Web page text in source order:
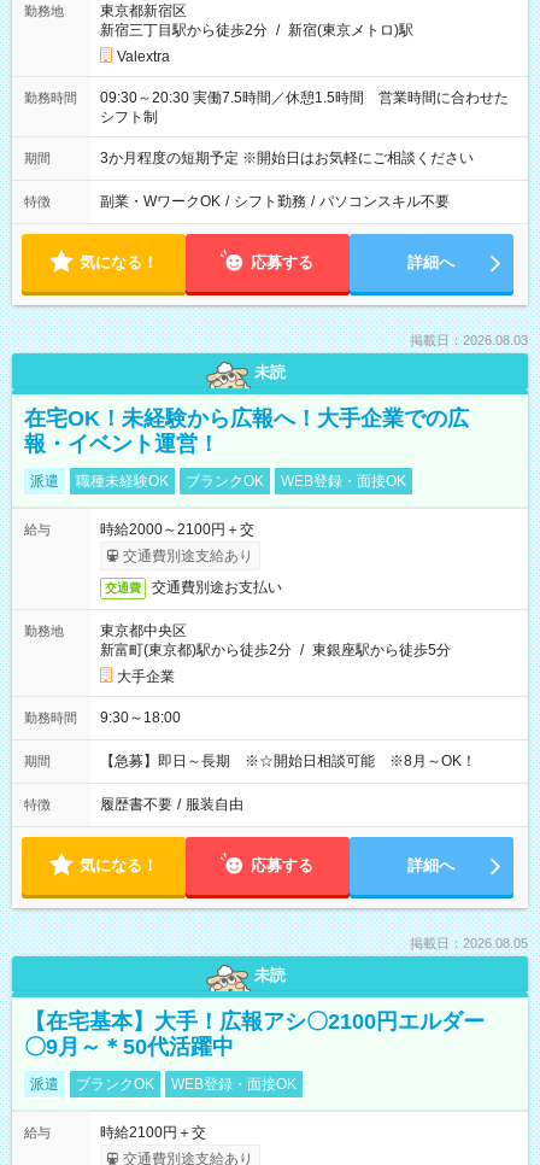
勤務地
東京都新宿区
新宿三丁目駅から徒歩2分 / 新宿(東京メトロ)駅
Valextra
勤務時間
09:30～20:30 実働7.5時間／休憩1.5時間 営業時間に合わせた
シフト制
期間 3か月程度の短期予定 ※開始日はお気軽にご相談ください
特徴 副業・WワークOK / シフト勤務 / パソコンスキル不要
気になる！ 応募する 詳細へ
掲載日：2026.08.03
未読
在宅OK！未経験から広報へ！大手企業での広
報・イベント運営！
派遣 職種未経験OK ブランクOK WEB登録・面接OK
給与
時給2000～2100円＋交
交通費別途支給あり
交通費 交通費別途お支払い
勤務地
東京都中央区
新富町(東京都)駅から徒歩2分 / 東銀座駅から徒歩5分
大手企業
勤務時間 9:30～18:00
期間 【急募】即日～長期 ※☆開始日相談可能 ※8月～OK！
特徴 履歴書不要 / 服装自由
気になる！ 応募する 詳細へ
掲載日：2026.08.05
未読
【在宅基本】大手！広報アシ〇2100円エルダー
〇9月～＊50代活躍中
派遣 ブランクOK WEB登録・面接OK
給与
時給2100円＋交
交通費別途支給あり